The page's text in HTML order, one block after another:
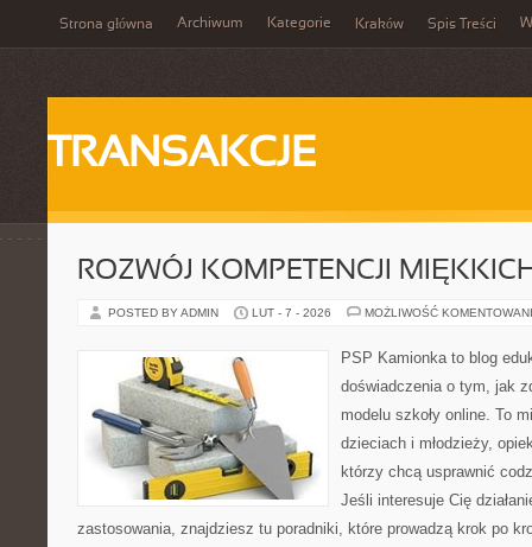
Strona główna Archiwum Kategorie Kraków Spis Treści
TRANSAKCJE
ROZWÓJ KOMPETENCJI
POSTED BY ADMIN LUT - 7 - 2026 MOŻLIWOŚĆ
PSP Kamionka to blog
doświadczenia o tym, jak
modelu szkoły online. To
dzieciach i młodzieży,
którzy chcą usprawnić
Jeśli interesuje Cię
zastosowania, znajdziesz tu poradniki, które prowadzą krok po